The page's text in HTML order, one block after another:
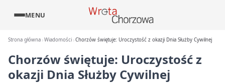
MENU
Strona główna Wiadomości Chorzów świętuje: Uroczystość z okazji Dnia Służby Cywilnej
Chorzów świętuje: Uroczystość z
okazji Dnia Służby Cywilnej